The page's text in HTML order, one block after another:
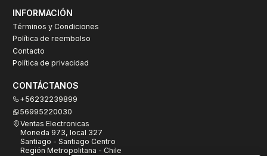
INFORMACIÓN
Términos y Condiciones
Política de reembolso
Contacto
Política de privacidad
CONTÁCTANOS
+56232239899
56995220030
Ventas Electronicas
Moneda 973, local 327
Santiago - Santiago Centro
Región Metropolitana - Chile